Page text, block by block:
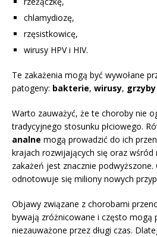
chlamydiozę,
rzęsistkowicę,
wirusy HPV i HIV.
Te zakażenia mogą być wywołane
patogeny: bakterie, wirusy, grzyby
Warto zauważyć, że te choroby nie
tradycyjnego stosunku płciowego.
analne mogą prowadzić do ich
krajach rozwijających się oraz wśród
zakażeń jest znacznie podwyższone.
odnotowuje się miliony nowych
Objawy związane z chorobami
bywają zróżnicowane i często mogą
niezauważone przez długi czas.